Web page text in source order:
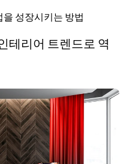
성장시키는 방법
테리어 트렌드로 역